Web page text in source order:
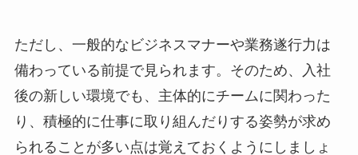
ただし、一般的なビジネスマナーや業務遂行力は
備わっている前提で見られます。そのため、入社
後の新しい環境でも、主体的にチームに関わった
り、積極的に仕事に取り組んだりする姿勢が求め
られることが多い点は覚えておくようにしましょ